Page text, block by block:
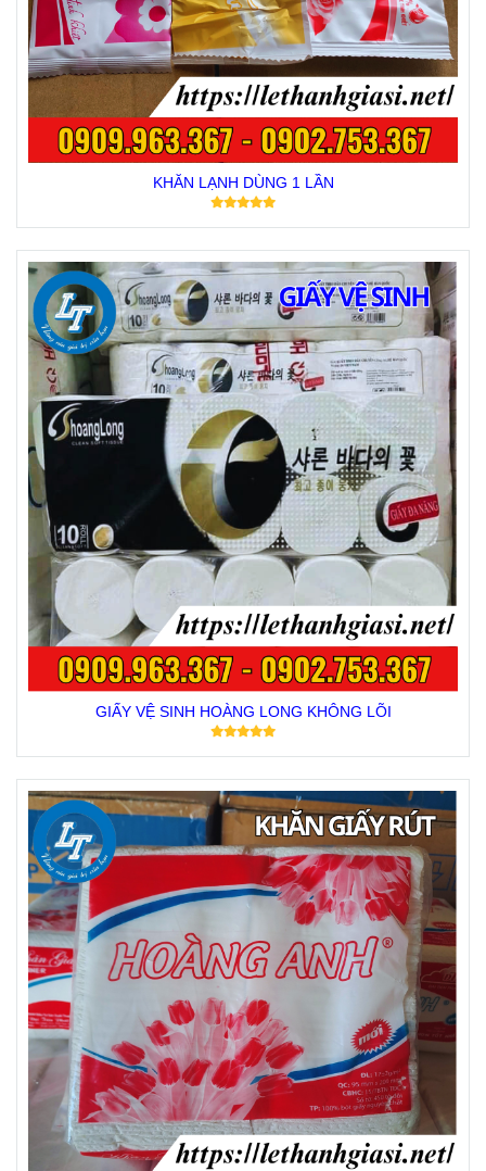
KHĂN LẠNH DÙNG 1 LẦN
GIẤY VỆ SINH HOÀNG LONG KHÔNG LÕI